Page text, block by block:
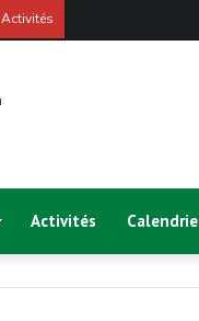
Activités
Activités